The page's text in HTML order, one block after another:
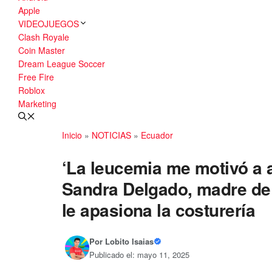
Apple
VIDEOJUEGOS
Clash Royale
Coin Master
Dream League Soccer
Free Fire
Roblox
Marketing
Inicio » NOTICIAS » Ecuador
‘La leucemia me motivó
Sandra Delgado, madre
le apasiona la costurería
Por Lobito Isaias
Publicado el: mayo 11, 2025